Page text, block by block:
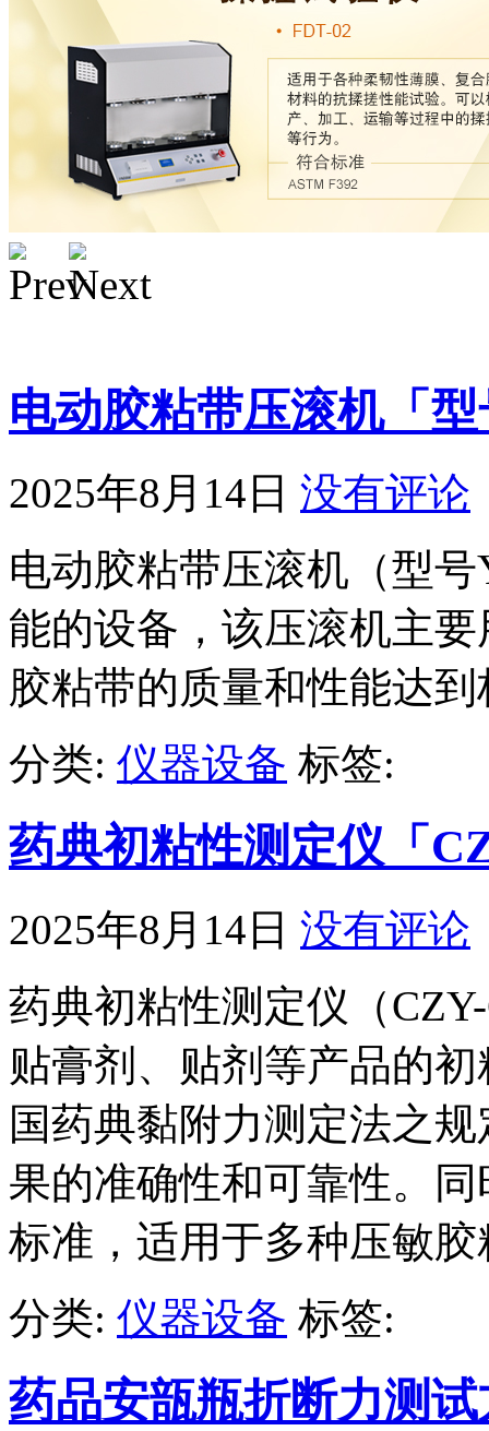
电动胶粘带压滚机「
2025年8月14日 没有评论
电动胶粘带压滚机（型
能的设备，该压滚机主
胶粘带的质量和性能达
分类: 仪器设备 标签:
药典初粘性测定仪「
2025年8月14日 没有评论
药典初粘性测定仪（
贴膏剂、贴剂等产品的
国药典黏附力测定法之
果的准确性和可靠性。
标准，适用于多种压敏
分类: 仪器设备 标签:
药品安瓿瓶折断力测